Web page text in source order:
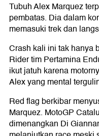
Tubuh Alex Marquez
pembatas. Dia dalam
memasuki trek dan
Crash kali ini tak hanya
Rider tim Pertamina
ikut jatuh karena
Alex yang mental
Red flag berkibar
Marquez. MotoGP
dimenangkan Di